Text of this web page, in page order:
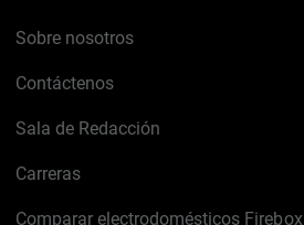
Sobre nosotros
Contáctenos
Sala de Redacción
Carreras
Comparar electrodomésticos Firebox